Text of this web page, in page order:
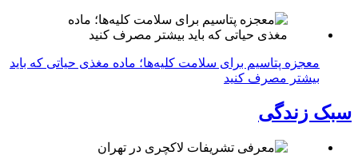
معجزه پتاسیم برای سلامت کلیه‌ها؛ ماده مغذی حیاتی که باید
بیشتر مصرف کنید
سبک زندگی